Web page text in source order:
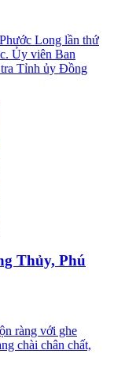
Long lần thứ
Ủy viên Ban
Tỉnh ủy Đồng
Thủy, Phú
ràng với ghe
chài chân chất,